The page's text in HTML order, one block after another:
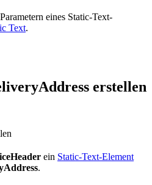
eines Static-Text-
Text.
erstellen
ein Static-Text-Element
.